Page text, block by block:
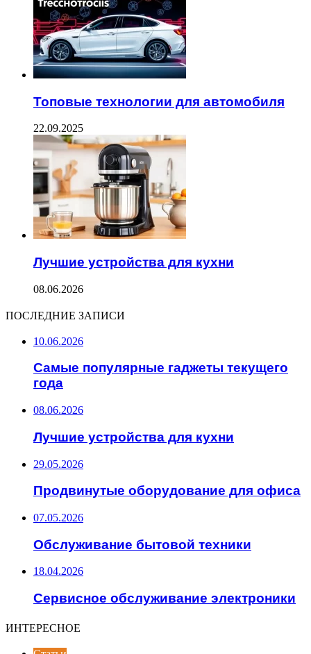
Топовые технологии для автомобиля
22.09.2025
Лучшие устройства для кухни
08.06.2026
ПОСЛЕДНИЕ ЗАПИСИ
10.06.2026
Самые популярные гаджеты текущего
года
08.06.2026
Лучшие устройства для кухни
29.05.2026
Продвинутые оборудование для офиса
07.05.2026
Обслуживание бытовой техники
18.04.2026
Сервисное обслуживание электроники
ИНТЕРЕСНОЕ